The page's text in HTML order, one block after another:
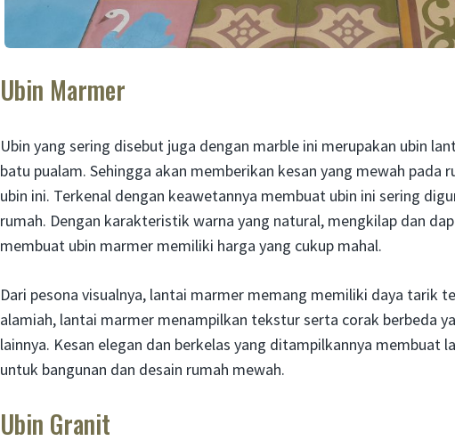
Ubin Marmer
Ubin yang sering disebut juga dengan marble ini merupakan ubin
batu pualam. Sehingga akan memberikan kesan yang mewah pada
ubin ini. Terkenal dengan keawetannya membuat ubin ini sering
rumah. Dengan karakteristik warna yang natural, mengkilap dan
membuat ubin marmer memiliki harga yang cukup mahal.
Dari pesona visualnya, lantai marmer memang memiliki daya tarik
alamiah, lantai marmer menampilkan tekstur serta corak berbeda
lainnya. Kesan elegan dan berkelas yang ditampilkannya membuat
untuk bangunan dan desain rumah mewah.
Ubin Granit